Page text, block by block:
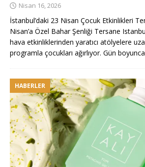
Nisan 16, 2026
İstanbul’daki 23 Nisan Çocuk Etkinlikleri
Nisan’a Özel Bahar Şenliği Tersane
hava etkinliklerinden yaratıcı atölyelere
programla çocukları ağırlıyor. Gün
HABERLER